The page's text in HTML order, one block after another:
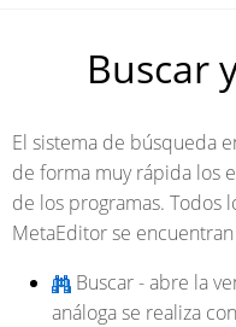
Buscar
El sistema de búsqueda
de forma muy rápida los
de los programas. Todos
MetaEditor se
Buscar- abre la
análoga se realiza